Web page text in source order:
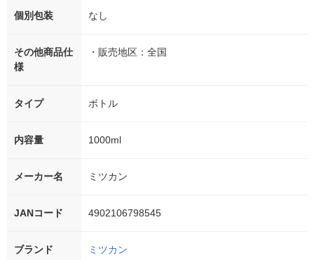
個別包装 なし
その他商品仕
様
・販売地区：全国
タイプ ボトル
内容量 1000ml
メーカー名 ミツカン
JANコード 4902106798545
ブランド ミツカン